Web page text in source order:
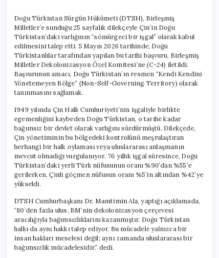
Çin
‘Sömürge
Güç’
Olarak
İfşa
Edildi
için
Doğu Türkistan Sürgün Hükümeti (DTSH), Birleşmiş
Milletler’e sunduğu 25 sayfalık dilekçeyle Çin’in Doğu
Türkistan’daki varlığının “sömürgeci bir işgal” olarak kabul
edilmesini talep etti. 5 Mayıs 2026 tarihinde, Doğu
Türkistanlılar tarafından yapılan bu tarihi başvuru, Birleşmiş
Milletler Dekolonizasyon Özel Komitesi’ne (C-24) iletildi.
Başvurunun amacı, Doğu Türkistan’ın resmen “Kendi Kendini
Yönetemeyen Bölge” (Non-Self-Governing Territory) olarak
tanınmasını sağlamak.
1949 yılında Çin Halk Cumhuriyeti’nin işgaliyle birlikte
egemenliğini kaybeden Doğu Türkistan, o tarihe kadar
bağımsız bir devlet olarak varlığını sürdürmüştü. Dilekçede,
Çin yönetiminin bu bölgedeki kontrolünü meşrulaştıran
herhangi bir halk oylaması veya uluslararası anlaşmanın
mevcut olmadığı vurgulanıyor. 76 yıllık işgal süresince, Doğu
Türkistan’daki yerli Türk nüfusunun oranı %90’dan %55’e
gerilerken, Çinli göçmen nüfusun oranı %5’in altından %42’ye
yükseldi.
DTSH Cumhurbaşkanı Dr. Mamtimin Ala, yaptığı açıklamada,
“80’den fazla ulus, BM’nin dekolonizasyon çerçevesi
aracılığıyla bağımsızlıklarını kazanmıştır. Doğu Türkistan
halkı da aynı hakkı talep ediyor. Bu mücadele yalnızca bir
insan hakları meselesi değil; aynı zamanda uluslararası bir
bağımsızlık mücadelesidir.” dedi.